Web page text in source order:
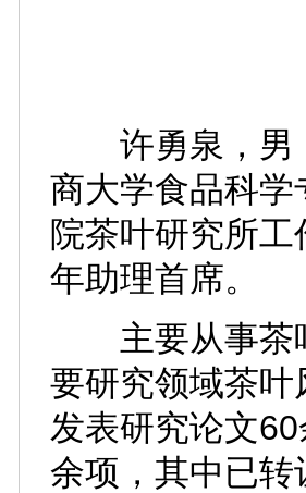
许勇泉，男，
商大学食品科
院茶叶研究所
年助理首席。
主要从事茶叶
要研究领域茶
发表研究论文
余项，其中已